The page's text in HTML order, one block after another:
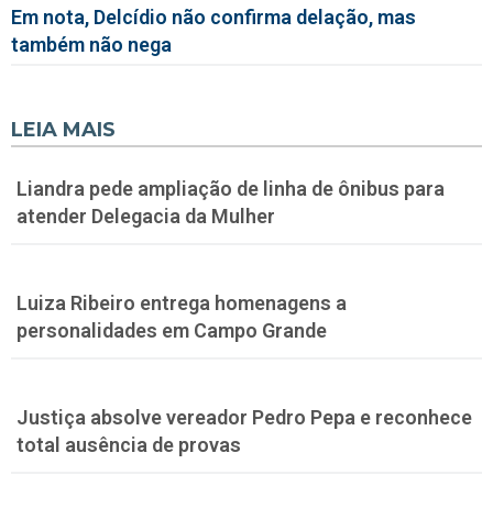
Em nota, Delcídio não confirma delação, mas
também não nega
LEIA MAIS
Liandra pede ampliação de linha de ônibus para
atender Delegacia da Mulher
Luiza Ribeiro entrega homenagens a
personalidades em Campo Grande
Justiça absolve vereador Pedro Pepa e reconhece
total ausência de provas